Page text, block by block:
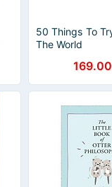
50 Things To
The World